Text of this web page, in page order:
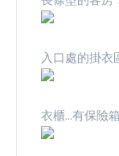
入口處的掛衣
衣櫃...有保險